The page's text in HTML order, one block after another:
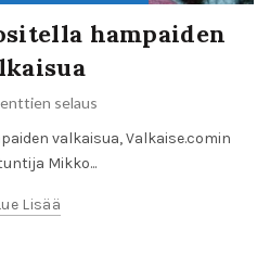
hampaiden
selaus
valkaisua, Valkaise.comin
Mikko...
Lisää